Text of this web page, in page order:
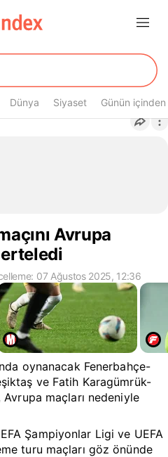
Dünya Siyaset Günün içinden
Avrupa
07 Ağustos 2025, 12:36
oynanacak Fenerbahçe-
ve Fatih Karagümrük-
Avrupa maçları nedeniyle
Şampiyonlar Ligi ve UEFA
turu maçları göz önünde